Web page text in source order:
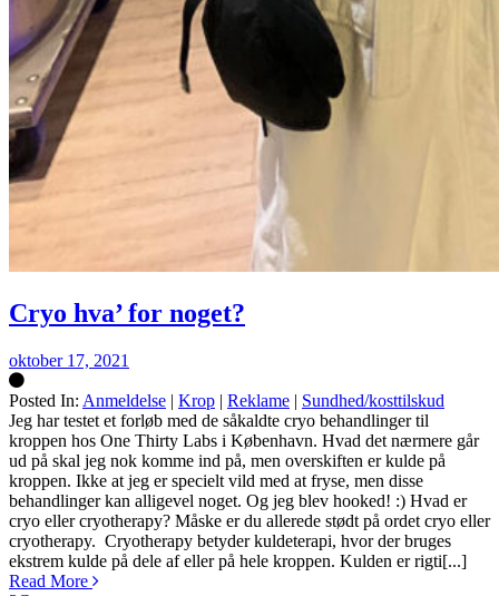
Cryo hva’ for noget?
oktober 17, 2021
Posted In: Anmeldelse | Krop | Reklame | Sundhed/kosttilskud
Silke
Jeg har testet et forløb med de såkaldte cryo behandlinger til
kroppen hos One Thirty Labs i København. Hvad det nærmere går
ud på skal jeg nok komme ind på, men overskiften er kulde på
kroppen. Ikke at jeg er specielt vild med at fryse, men disse
behandlinger kan alligevel noget. Og jeg blev hooked! :) Hvad er
cryo eller cryotherapy? Måske er du allerede stødt på ordet cryo eller
cryotherapy. Cryotherapy betyder kuldeterapi, hvor der bruges
ekstrem kulde på dele af eller på hele kroppen. Kulden er rigti[...]
Read More